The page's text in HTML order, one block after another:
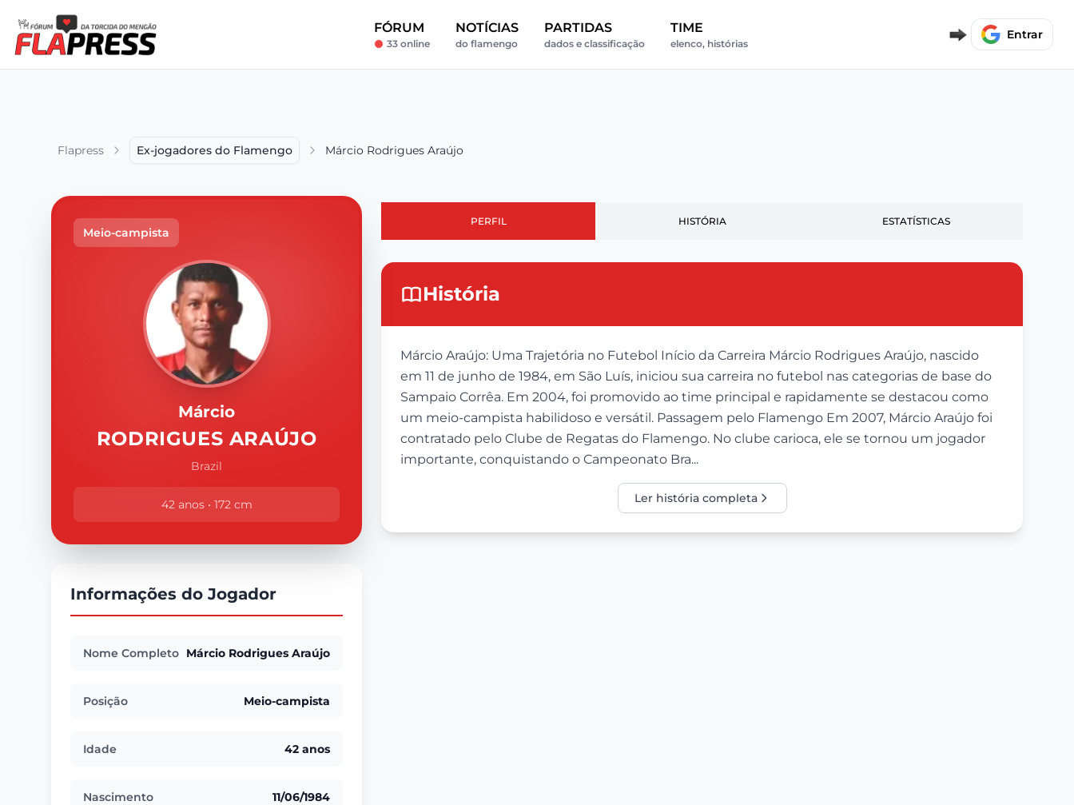
FÓRUM
33 online
NOTÍCIAS
do flamengo
PARTIDAS
dados e classificação
TIME
elenco, histórias
Entrar
Flapress Ex-jogadores do Flamengo Márcio Rodrigues Araújo
Meio-campista
Márcio
RODRIGUES ARAÚJO
Brazil
42 anos • 172 cm
Informações do Jogador
Nome Completo Márcio Rodrigues Araújo
Posição Meio-campista
Idade 42 anos
Nascimento 11/06/1984
PERFIL HISTÓRIA ESTATÍSTICAS
História
Márcio Araújo: Uma Trajetória no Futebol Início da Carreira Márcio Rodrigues Araújo, nascido
em 11 de junho de 1984, em São Luís, iniciou sua carreira no futebol nas categorias de base do
Sampaio Corrêa. Em 2004, foi promovido ao time principal e rapidamente se destacou como
um meio-campista habilidoso e versátil. Passagem pelo Flamengo Em 2007, Márcio Araújo foi
contratado pelo Clube de Regatas do Flamengo. No clube carioca, ele se tornou um jogador
importante, conquistando o Campeonato Bra...
Ler história completa